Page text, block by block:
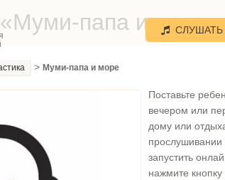
СЛУШАТЬ
«Муми-папа и море»
> Муми-папа и море
Поставьте
вечером или
дому или
запустить
нажмите кнопку